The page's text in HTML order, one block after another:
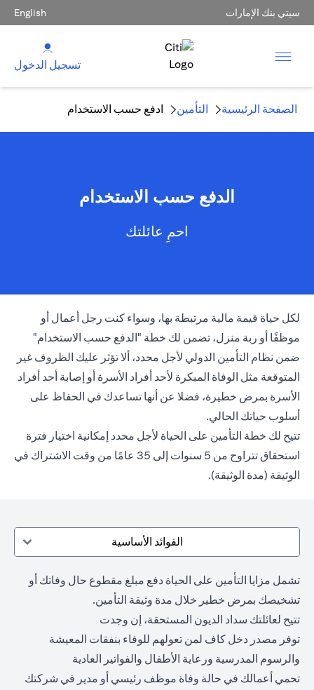
سيتي بنك الإمارات English
تسجيل الدخول
الصفحة الرئيسية التأمين ادفع حسب الاستخدام
الدفع حسب الاستخدام
احمِ عائلتك
لكل حياة قيمة مالية مرتبطة بها، وسواء كنت رجل أعمال أو
موظفًا أو ربة منزل، تضمن لك خطة "الدفع حسب الاستخدام"
ضمن نظام التأمين الدولي لأجل محدد، ألا تؤثر عليك الظروف غير
المتوقعة مثل الوفاة المبكرة لأحد أفراد الأسرة أو إصابة أحد أفراد
الأسرة بمرض خطيرة، فضلا عن أنها تساعدك في الحفاظ على
أسلوب حياتك الحالي.
تتيح لك خطة التأمين على الحياة لأجل محدد إمكانية اختيار فترة
استحقاق تتراوح من 5 سنوات إلى 35 عامًا من وقت الاشتراك في
الوثيقة (مدة الوثيقة).
الفوائد الأساسية
تشمل مزايا التأمين على الحياة دفع مبلغ مقطوع حال وفاتك أو
تشخيصك بمرض خطير خلال مدة وثيقة التأمين.
تتيح لعائلتك سداد الديون المستحقة، إن وجدت
توفر مصدر دخل كاف لمن تعولهم للوفاء بنفقات المعيشة
والرسوم المدرسية ورعاية الأطفال والفواتير العادية
تحمي أعمالك في حالة وفاة موظف رئيسي أو مدير في شركتك